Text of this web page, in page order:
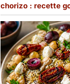
chorizo : recette